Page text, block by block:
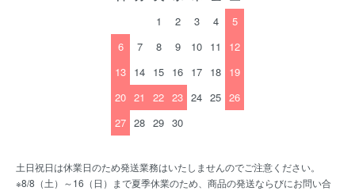
1
2 3 4
5
6
7 8 9 10 11
12
13 14 15 16 17 18 19
20 21 22 23 24 25 26
27 28 29 30
土日祝日は休業日のため発送業務はいたしませんのでご注意ください。
※8/8（土）～16（日）まで夏季休業のため、商品の発送ならびにお問い合